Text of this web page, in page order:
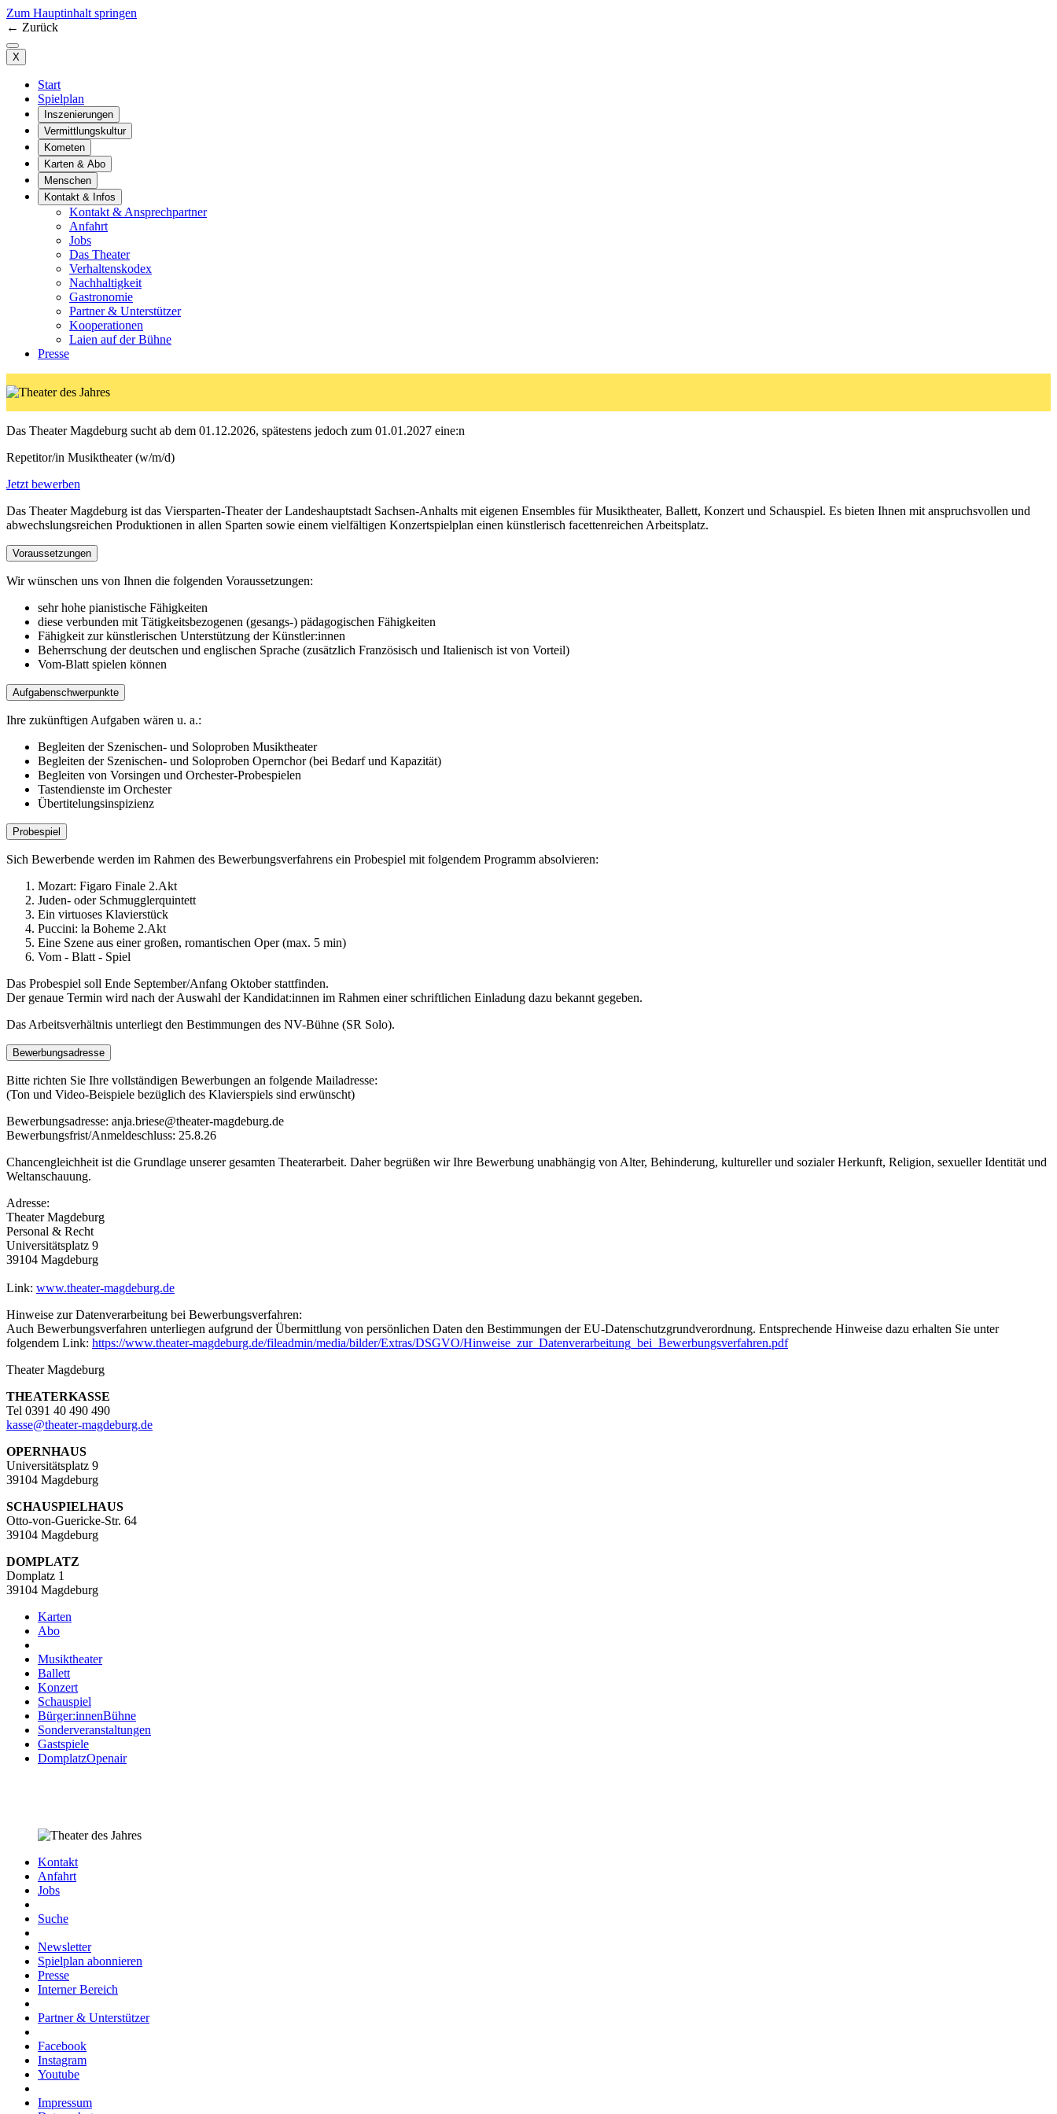
Zum Hauptinhalt springen
← Zurück
X
Start
Spielplan
Inszenierungen
Vermittlungskultur
Kometen
Karten & Abo
Menschen
Kontakt & Infos
Kontakt & Ansprechpartner
Anfahrt
Jobs
Das Theater
Verhaltenskodex
Nachhaltigkeit
Gastronomie
Partner & Unterstützer
Kooperationen
Laien auf der Bühne
Presse
Das Theater Magdeburg sucht ab dem 01.12.2026, spätestens jedoch zum 01.01.2027 eine:n
Repetitor/in Musiktheater (w/m/d)
Jetzt bewerben
Das Theater Magdeburg ist das Viersparten-Theater der Landeshauptstadt Sachsen-Anhalts mit eigenen Ensembles für Musiktheater, Ballett, Konzert und Schauspiel. Es bieten Ihnen mit anspruchsvollen und
abwechslungsreichen Produktionen in allen Sparten sowie einem vielfältigen Konzertspielplan einen künstlerisch facettenreichen Arbeitsplatz.
Voraussetzungen
Wir wünschen uns von Ihnen die folgenden Voraussetzungen:
sehr hohe pianistische Fähigkeiten
diese verbunden mit Tätigkeitsbezogenen (gesangs-) pädagogischen Fähigkeiten
Fähigkeit zur künstlerischen Unterstützung der Künstler:innen
Beherrschung der deutschen und englischen Sprache (zusätzlich Französisch und Italienisch ist von Vorteil)
Vom-Blatt spielen können
Aufgabenschwerpunkte
Ihre zukünftigen Aufgaben wären u. a.:
Begleiten der Szenischen- und Soloproben Musiktheater
Begleiten der Szenischen- und Soloproben Opernchor (bei Bedarf und Kapazität)
Begleiten von Vorsingen und Orchester-Probespielen
Tastendienste im Orchester
Übertitelungsinspizienz
Probespiel
Sich Bewerbende werden im Rahmen des Bewerbungsverfahrens ein Probespiel mit folgendem Programm absolvieren:
Mozart: Figaro Finale 2.Akt
Juden- oder Schmugglerquintett
Ein virtuoses Klavierstück
Puccini: la Boheme 2.Akt
Eine Szene aus einer großen, romantischen Oper (max. 5 min)
Vom - Blatt - Spiel
Das Probespiel soll Ende September/Anfang Oktober stattfinden.
Der genaue Termin wird nach der Auswahl der Kandidat:innen im Rahmen einer schriftlichen Einladung dazu bekannt gegeben.
Das Arbeitsverhältnis unterliegt den Bestimmungen des NV-Bühne (SR Solo).
Bewerbungsadresse
Bitte richten Sie Ihre vollständigen Bewerbungen an folgende Mailadresse:
(Ton und Video-Beispiele bezüglich des Klavierspiels sind erwünscht)
Bewerbungsadresse: anja.briese@theater-magdeburg.de
Bewerbungsfrist/Anmeldeschluss: 25.8.26
Chancengleichheit ist die Grundlage unserer gesamten Theaterarbeit. Daher begrüßen wir Ihre Bewerbung unabhängig von Alter, Behinderung, kultureller und sozialer Herkunft, Religion, sexueller Identität und
Weltanschauung.
Adresse:
Theater Magdeburg
Personal & Recht
Universitätsplatz 9
39104 Magdeburg
Link: www.theater-magdeburg.de
Hinweise zur Datenverarbeitung bei Bewerbungsverfahren:
Auch Bewerbungsverfahren unterliegen aufgrund der Übermittlung von persönlichen Daten den Bestimmungen der EU-Datenschutzgrundverordnung. Entsprechende Hinweise dazu erhalten Sie unter
folgendem Link: https://www.theater-magdeburg.de/fileadmin/media/bilder/Extras/DSGVO/Hinweise_zur_Datenverarbeitung_bei_Bewerbungsverfahren.pdf
Theater Magdeburg
THEATERKASSE
Tel 0391 40 490 490
kasse@theater-magdeburg.de
OPERNHAUS
Universitätsplatz 9
39104 Magdeburg
SCHAUSPIELHAUS
Otto-von-Guericke-Str. 64
39104 Magdeburg
DOMPLATZ
Domplatz 1
39104 Magdeburg
Karten
Abo
Musiktheater
Ballett
Konzert
Schauspiel
Bürger:innenBühne
Sonderveranstaltungen
Gastspiele
DomplatzOpenair
Kontakt
Anfahrt
Jobs
Suche
Newsletter
Spielplan abonnieren
Presse
Interner Bereich
Partner & Unterstützer
Facebook
Instagram
Youtube
Impressum